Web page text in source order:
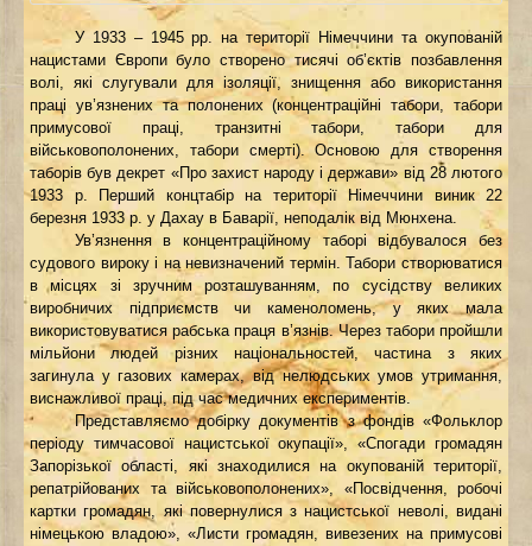
У 1933 – 1945 рр. на території Німеччини та окупованій
нацистами Європи було створено тисячі об’єктів позбавлення
волі, які слугували для ізоляції, знищення або використання
праці ув’язнених та полонених (концентраційні табори, табори
примусової праці, транзитні табори, табори для
військовополонених, табори смерті). Основою для створення
таборів був декрет «Про захист народу і держави» від 28 лютого
1933 р. Перший концтабір на території Німеччини виник 22
березня 1933 р. у Дахау в Баварії, неподалік від Мюнхена.
Ув’язнення в концентраційному таборі відбувалося без
судового вироку і на невизначений термін. Табори створюватися
в місцях зі зручним розташуванням, по сусідству великих
виробничих підприємств чи каменоломень, у яких мала
використовуватися рабська праця в’язнів. Через табори пройшли
мільйони людей різних національностей, частина з яких
загинула у газових камерах, від нелюдських умов утримання,
виснажливої праці, під час медичних експериментів.
Представляємо добірку документів з фондів «Фольклор
періоду тимчасової нацистської окупації», «Спогади громадян
Запорізької області, які знаходилися на окупованій території,
репатрійованих та військовополонених», «Посвідчення, робочі
картки громадян, які повернулися з нацистської неволі, видані
німецькою владою», «Листи громадян, вивезених на примусові